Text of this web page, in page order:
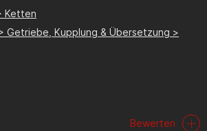
Ketten
Getriebe, Kupplung & Übersetzung >
Bewerten